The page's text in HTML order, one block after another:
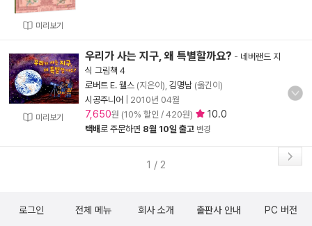
미리보기
미리보기
우리가 사는 지구, 왜 특별할까요? - 네버랜드 지
식 그림책 4
로버트 E. 웰스 (지은이), 김명남 (옮긴이)
시공주니어
2010년 04월
7,650원 (10% 할인 / 420원) 10.0
택배로 주문하면 8월 10일 출고 변경
1 / 2
로그인 전체 메뉴 회사 소개 출판사 안내 PC 버전